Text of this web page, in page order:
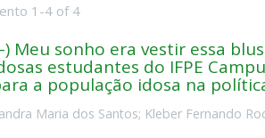
1-4 of 4
Meu sonho era vestir essa
estudantes do IFPE
a população idosa na
Maria dos Santos; Kleber Fernando